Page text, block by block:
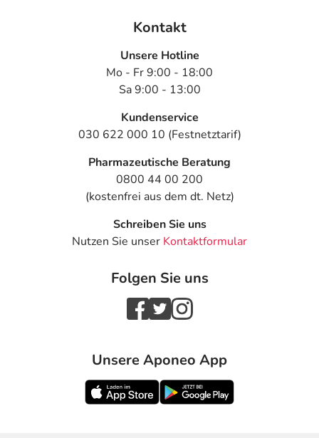
Kontakt
Unsere Hotline
Mo - Fr 9:00 - 18:00
Sa 9:00 - 13:00
Kundenservice
030 622 000 10 (Festnetztarif)
Pharmazeutische Beratung
0800 44 00 200
(kostenfrei aus dem dt. Netz)
Schreiben Sie uns
Nutzen Sie unser Kontaktformular
Folgen Sie uns
Unsere Aponeo App